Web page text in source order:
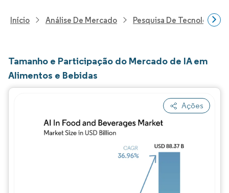
Início Análise De Mercado Pesquisa De Tecnologia,
Tamanho e Participação do Mercado de IA em
Alimentos e Bebidas
Ações